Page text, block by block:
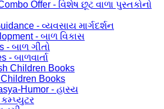
Offer - વિશેષ છૂટ વાળા પુસ્તકોનો
- વ્યવસાય માર્ગદર્શન
- બાળ વિકાસ
- બાળ ગીતો
- બાળવાર્તા
Children Books
Books
Humor - હાસ્ય
કમ્પ્યુટર